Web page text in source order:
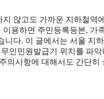
않고도 가까운 지하철역
용하면 주민등록등본, 가
니다. 이 글에서는 서울 지
인민원발급기 위치를 파악
의사항에 대해서도 간단히